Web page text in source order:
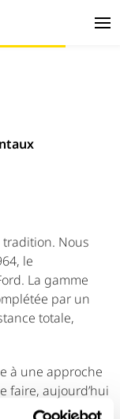
Nous
le
La gamme
par un
totale,
à une approche
faire, aujourd’hui
continue à